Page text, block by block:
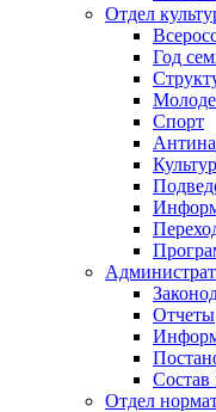
Отдел
Год
Спорт
Отчеты
Состав
Отдел